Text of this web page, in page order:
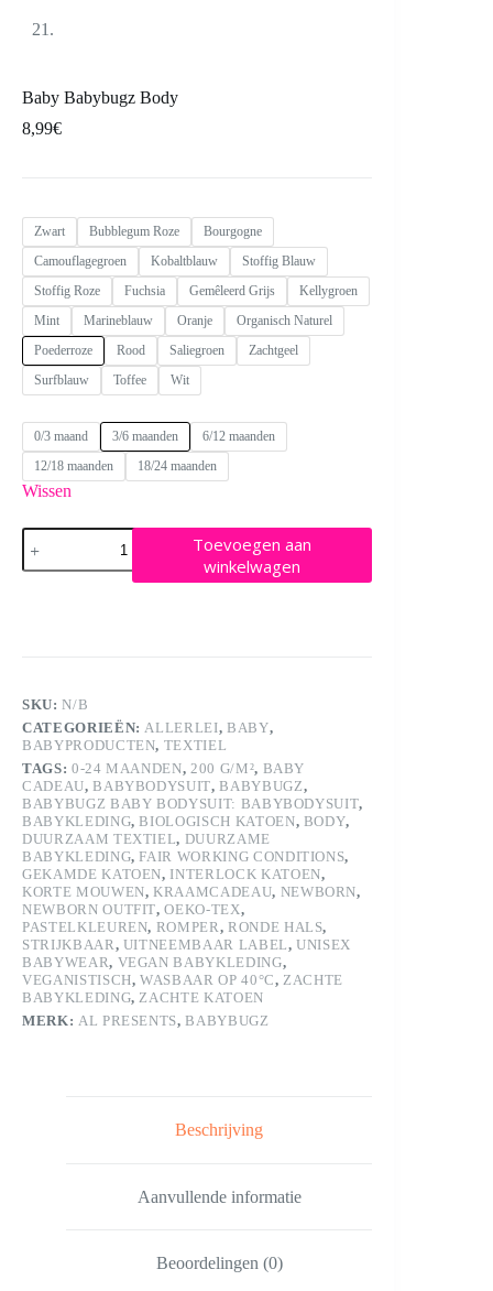
Baby Babybugz Body
8,99€
Zwart Bubblegum Roze
Bourgogne
Camouflagegroen
Kobaltblauw
Stoffig Blauw
Stoffig Roze
Fuchsia Gemêleerd Grijs
Kellygroen
Mint
Marineblauw Oranje
Organisch Naturel
Poederroze
Rood Saliegroen
Zachtgeel
Surfblauw
Toffee Wit
0/3 maand 3/6 maanden
6/12 maanden
12/18 maanden
18/24 maanden
Wissen
Baby
Babybugz
Body
Toevoegen aan
winkelwagen
SKU:N/B
CATEGORIEËN:ALLERLEI, BABY,
BABYPRODUCTEN, TEXTIEL
TAGS: 0-24 MAANDEN,200 G/M², BABY
CADEAU,BABYBODYSUIT,BABYBUGZ,
BABYBUGZ BABY BODYSUIT: BABYBODYSUIT,
BABYKLEDING,BIOLOGISCH KATOEN, BODY,
DUURZAAM TEXTIEL, DUURZAME
BABYKLEDING,FAIR WORKING CONDITIONS,
GEKAMDE KATOEN, INTERLOCK KATOEN,
KORTE MOUWEN,KRAAMCADEAU, NEWBORN,
NEWBORN OUTFIT,OEKO-TEX,
PASTELKLEUREN, ROMPER, RONDE HALS,
STRIJKBAAR, UITNEEMBAAR LABEL,UNISEX
BABYWEAR, VEGAN BABYKLEDING,
VEGANISTISCH,WASBAAR OP 40°C,ZACHTE
BABYKLEDING,ZACHTE KATOEN
MERK: AL PRESENTS,BABYBUGZ
Beschrijving
Aanvullende informatie
Beoordelingen (0)